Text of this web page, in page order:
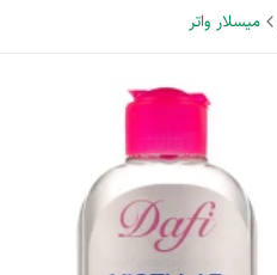
میسلار واتر